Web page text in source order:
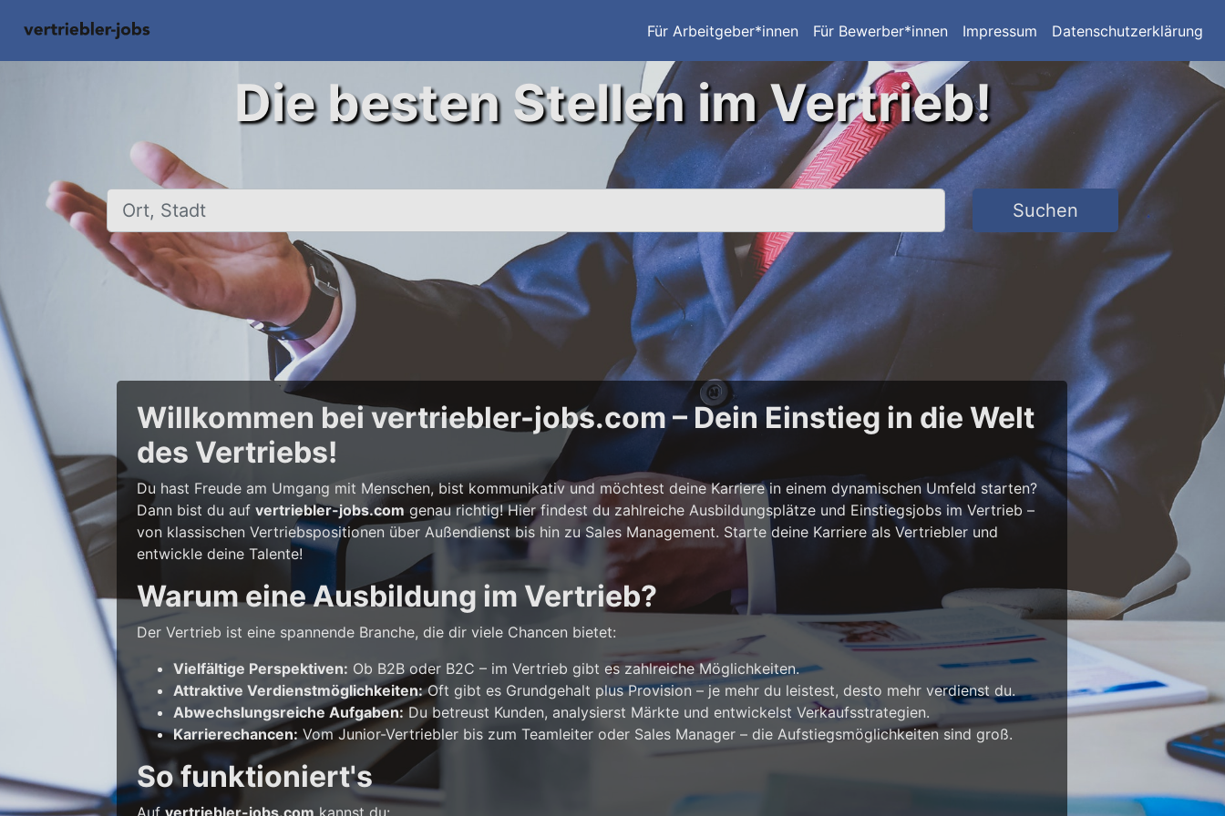
Für Arbeitgeber*innen Für Bewerber*innen Impressum Datenschutzerklärung
Die besten Stellen im Vertrieb!
Ort, Stadt Suchen
Willkommen bei vertriebler-jobs.com – Dein Einstieg in die Welt
des Vertriebs!
Du hast Freude am Umgang mit Menschen, bist kommunikativ und möchtest deine Karriere in einem dynamischen Umfeld starten?
Dann bist du aufvertriebler-jobs.com genau richtig! Hier findest du zahlreiche Ausbildungsplätze und Einstiegsjobs im Vertrieb –
von klassischen Vertriebspositionen über Außendienst bis hin zu Sales Management. Starte deine Karriere als Vertriebler und
entwickle deine Talente!
Warum eine Ausbildung im Vertrieb?
Der Vertrieb ist eine spannende Branche, die dir viele Chancen bietet:
Vielfältige Perspektiven: Ob B2B oder B2C – im Vertrieb gibt es zahlreiche Möglichkeiten.
Attraktive Verdienstmöglichkeiten:Oft gibt es Grundgehalt plus Provision – je mehr du leistest, desto mehr verdienst du.
Abwechslungsreiche Aufgaben:Du betreust Kunden, analysierst Märkte und entwickelst Verkaufsstrategien.
Karrierechancen:Vom Junior-Vertriebler bis zum Teamleiter oder Sales Manager – die Aufstiegsmöglichkeiten sind groß.
So funktioniert's